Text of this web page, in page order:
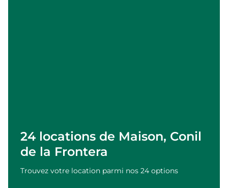
24 locations de Maison, Conil
de la Frontera
Trouvez votre location parmi nos 24 options